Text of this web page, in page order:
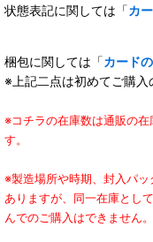
状態表記に関しては「カ
梱包に関しては「カード
※上記二点は初めてご購入
※コチラの在庫数は通販の
す。
※製造場所や時期、封入パ
ありますが、同一在庫とし
んでのご購入はできません